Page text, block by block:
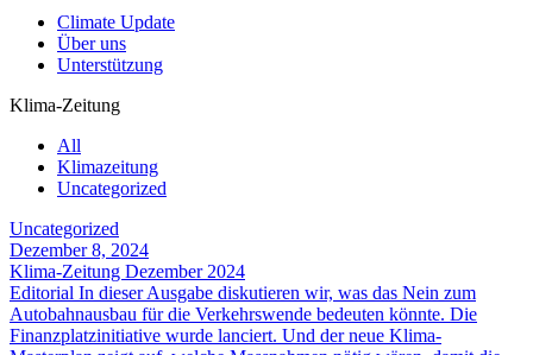
Climate Update
Über uns
Unterstützung
Klima-Zeitung
All
Klimazeitung
Uncategorized
Uncategorized
Dezember 8, 2024
Klima-Zeitung Dezember 2024
Editorial In dieser Ausgabe diskutieren wir, was das Nein zum
Autobahnausbau für die Verkehrswende bedeuten könnte. Die
Finanzplatzinitiative wurde lanciert. Und der neue Klima-